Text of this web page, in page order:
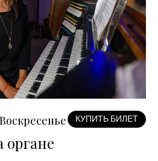
Воскресенье КУПИТЬ БИЛЕТ
органе